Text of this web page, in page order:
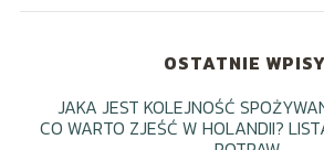
OSTATNIE
JAKA JEST KOLEJNOŚĆ
CO WARTO ZJEŚĆ W HOLANDII?